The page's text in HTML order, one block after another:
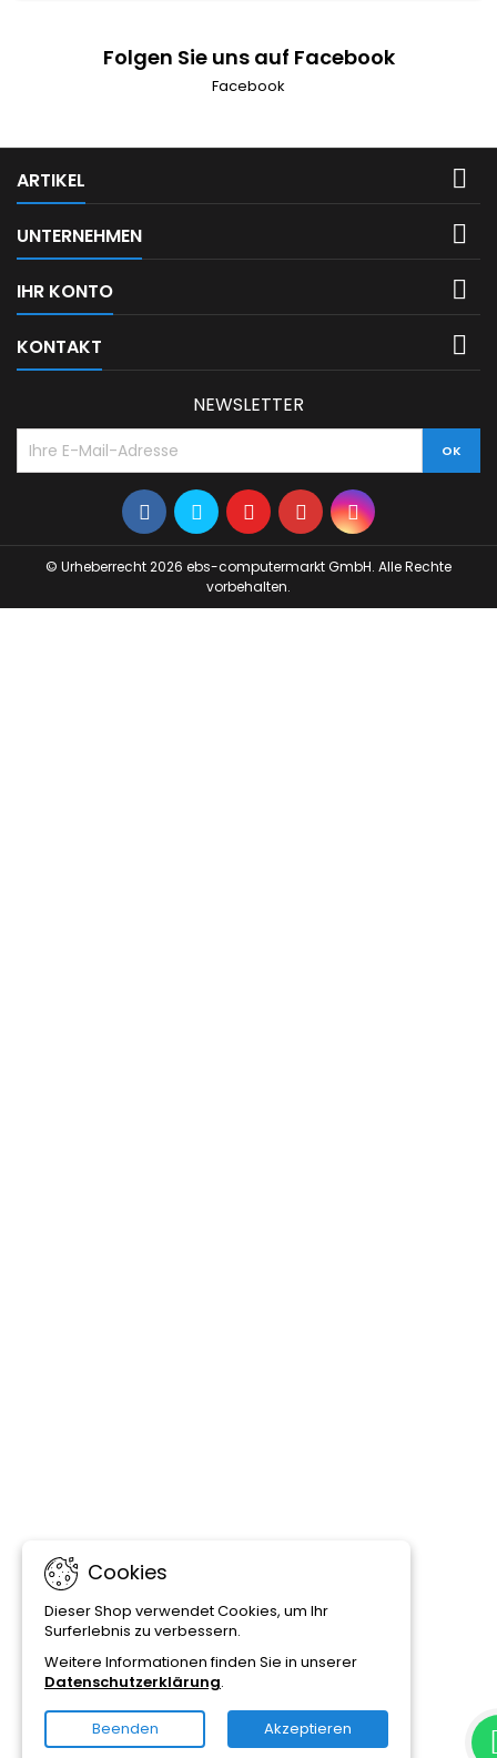
Folgen Sie uns auf Facebook
Facebook
ARTIKEL 
UNTERNEHMEN 
IHR KONTO 
KONTAKT 
Cookies
Dieser Shop verwendet Cookies, um Ihr
Surferlebnis zu verbessern.
Weitere Informationen finden Sie in unserer
Datenschutzerklärung.
Beenden Akzeptieren
NEWSLETTER
© Urheberrecht 2026 ebs-computermarkt GmbH. Alle Rechte
vorbehalten.